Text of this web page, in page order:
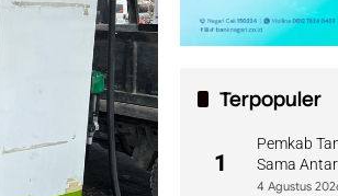
Terpopuler
1
Pemkab
Sama
4 Agustus